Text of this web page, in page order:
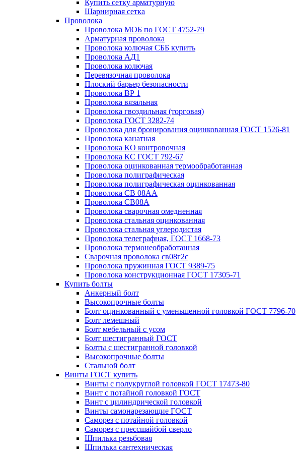
Купить сетку арматурную
Шарнирная сетка
Проволока
Проволока МОБ по ГОСТ 4752-79
Арматурная проволока
Проволока колючая СББ купить
Проволока АД1
Проволока колючая
Перевязочная проволока
Плоский барьер безопасности
Проволока ВР 1
Проволока вязальная
Проволока гвоздильная (торговая)
Проволока ГОСТ 3282-74
Проволока для бронирования оцинкованная ГОСТ 1526-81
Проволока канатная
Проволока КО контровочная
Проволока КС ГОСТ 792-67
Проволока оцинкованная термообработанная
Проволока полиграфическая
Проволока полиграфическая оцинкованная
Проволока СВ 08АА
Проволока СВ08А
Проволока сварочная омедненная
Проволока стальная оцинкованная
Проволока стальная углеродистая
Проволока телеграфная, ГОСТ 1668-73
Проволока термонеобработанная
Сварочная проволока св08г2с
Проволока пружинная ГОСТ 9389-75
Проволока конструкционная ГОСТ 17305-71
Купить болты
Анкерный болт
Высокопрочные болты
Болт оцинкованный с уменьшенной головкой ГОСТ 7796-70
Болт лемешный
Болт мебельный с усом
Болт шестигранный ГОСТ
Болты с шестигранной головкой
Высокопрочные болты
Стальной болт
Винты ГОСТ купить
Винты с полукруглой головкой ГОСТ 17473-80
Винт с потайной головкой ГОСТ
Винт с цилиндрической головкой
Винты самонарезающие ГОСТ
Саморез с потайной головкой
Саморез с прессшайбой сверло
Шпилька резьбовая
Шпилька сантехническая